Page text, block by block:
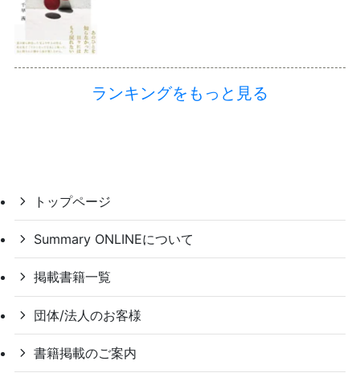
ランキングをもっと見る
トップページ
Summary ONLINEについて
掲載書籍一覧
団体/法人のお客様
書籍掲載のご案内